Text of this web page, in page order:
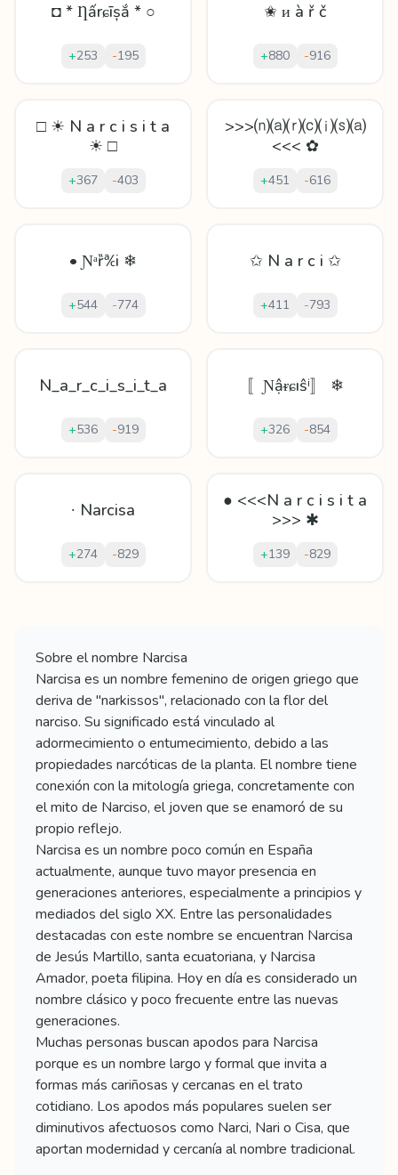
◘ * Ƞấrɕīșắ * ○
+253 -195
✬ ᴎ à ř č
+880 -916
□ ☀ N a r c i s i t a
☀ □
+367 -403
>>>⒩⒜⒭⒞⒤⒮⒜
<<< ✿
+451 -616
• Ɲᵃȑ℀i ❄
+544 -774
✩ N a r c i ✩
+411 -793
N_a_r_c_i_s_i_t_a
+536 -919
〚Ɲậᵲɕıŝⁱ〛 ❄
+326 -854
∙ Narcisa
+274 -829
● <<<N a r c i s i t a
>>> ✱
+139 -829
Sobre el nombre Narcisa
Narcisa es un nombre femenino de origen griego que
deriva de "narkissos", relacionado con la flor del
narciso. Su significado está vinculado al
adormecimiento o entumecimiento, debido a las
propiedades narcóticas de la planta. El nombre tiene
conexión con la mitología griega, concretamente con
el mito de Narciso, el joven que se enamoró de su
propio reflejo.
Narcisa es un nombre poco común en España
actualmente, aunque tuvo mayor presencia en
generaciones anteriores, especialmente a principios y
mediados del siglo XX. Entre las personalidades
destacadas con este nombre se encuentran Narcisa
de Jesús Martillo, santa ecuatoriana, y Narcisa
Amador, poeta filipina. Hoy en día es considerado un
nombre clásico y poco frecuente entre las nuevas
generaciones.
Muchas personas buscan apodos para Narcisa
porque es un nombre largo y formal que invita a
formas más cariñosas y cercanas en el trato
cotidiano. Los apodos más populares suelen ser
diminutivos afectuosos como Narci, Nari o Cisa, que
aportan modernidad y cercanía al nombre tradicional.